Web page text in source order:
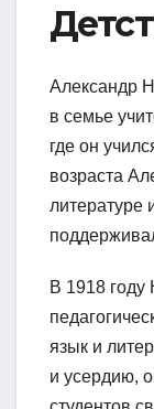
Александр
в семье
где он
возраста
литературе
В 1918 году
язык и
и усердию,